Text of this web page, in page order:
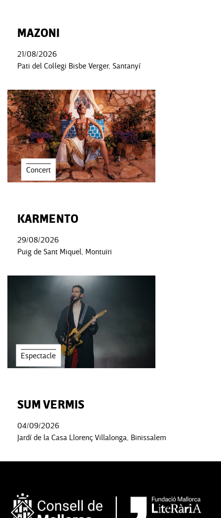
MAZONI
21/08/2026
Pati del Col·legi Bisbe Verger, Santanyí
Concert
KARMENTO
29/08/2026
Puig de Sant Miquel, Montuïri
Espectacle
SUM VERMIS
04/09/2026
Jardí de la Casa Llorenç Villalonga, Binissalem